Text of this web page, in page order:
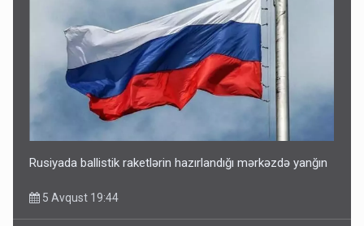
Rusiyada ballistik raketlərin hazırlandığı mərkəzdə yanğın
5 Avqust 19:44